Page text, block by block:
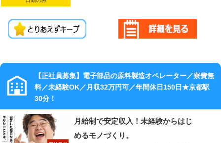
【正社員募集】電子部品の原料製造オペレーター／寮費無
料／未経験OK／月収32万円可／年間休日150日★京都駅
30分！
月給制で安定収入！未経験からはじ
めるモノづくり。